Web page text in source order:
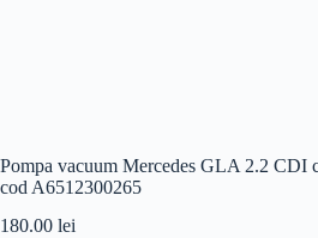
Pompa vacuum Mercedes GLA 2.2 CDI
cod A6512300265
180.00 lei